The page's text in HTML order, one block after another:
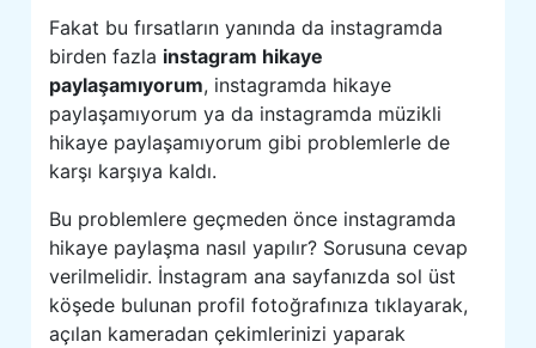
Fakat bu fırsatların yanında da instagramda
birden fazla instagram hikaye
paylaşamıyorum, instagramda hikaye
paylaşamıyorum ya da instagramda müzikli
hikaye paylaşamıyorum gibi problemlerle de
karşı karşıya kaldı.
Bu problemlere geçmeden önce instagramda
hikaye paylaşma nasıl yapılır? Sorusuna cevap
verilmelidir. İnstagram ana sayfanızda sol üst
köşede bulunan profil fotoğrafınıza tıklayarak,
açılan kameradan çekimlerinizi yaparak